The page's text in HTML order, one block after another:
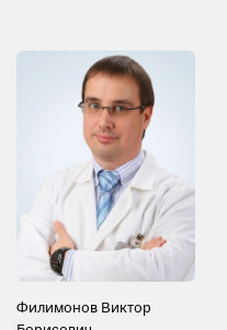
Филимонов Виктор